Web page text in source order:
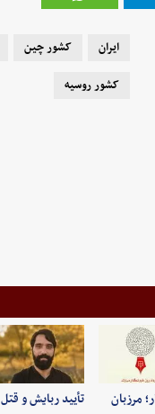
ایران کشور چین
کشور روسیه
مرزبان
تأیید ربایش و قتل